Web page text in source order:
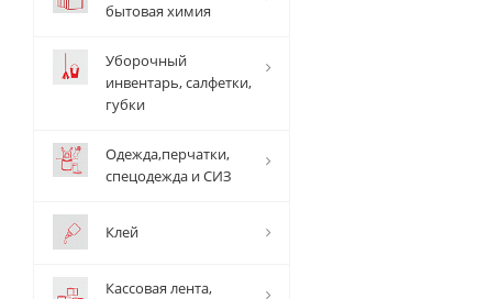
бытовая химия
Уборочный
инвентарь, салфетки,
губки
Одежда,перчатки,
спецодежда и СИЗ
Клей
Кассовая лента,